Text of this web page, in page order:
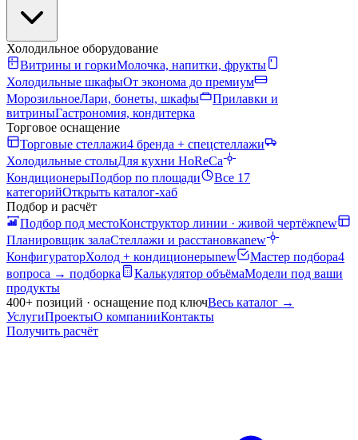
Холодильное оборудование
Витрины и горкиМолочка, напитки, фрукты
Холодильные шкафыОт эконома до премиум
МорозильноеЛари, бонеты, шкафы
Прилавки и
витриныГастрономия, кондитерка
Торговое оснащение
Торговые стеллажи4 бренда + спецстеллажи
Холодильные столыДля кухни HoReCa
КондиционерыПодбор по площади
Все 17
категорийОткрыть каталог-хаб
Подбор и расчёт
Подбор под местоКонструктор линии · живой чертёжnew
Планировщик залаСтеллажи и расстановкаnew
КонфигураторХолод + кондиционерыnew Мастер подбора4
вопроса → подборка
Калькулятор объёмаМодели под ваши
продукты
400+ позиций · оснащение под ключВесь каталог →
УслугиПроектыО компанииКонтакты
Получить расчёт